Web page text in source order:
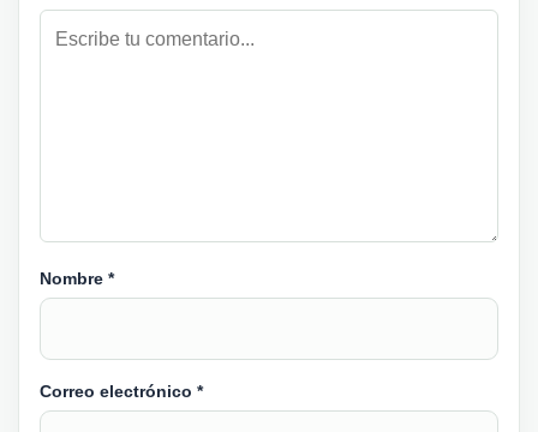
Nombre *
Correo electrónico *